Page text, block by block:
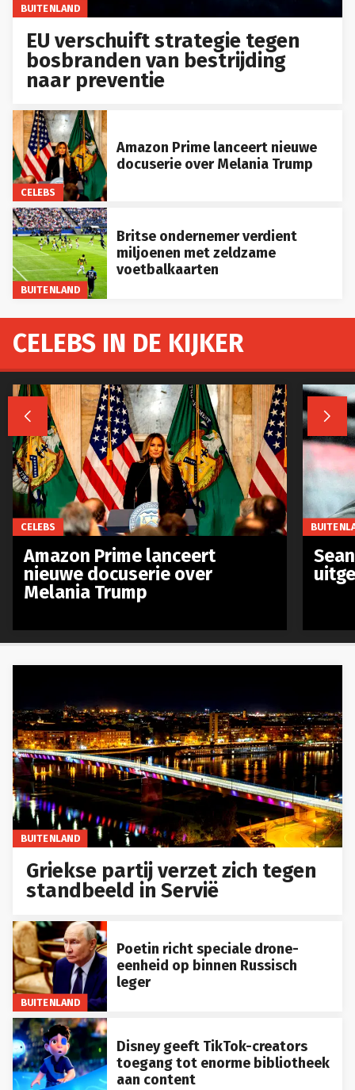
BUITENLAND
EU verschuift strategie tegen
bosbranden van bestrijding
naar preventie
CELEBS
Amazon Prime lanceert nieuwe
docuserie over Melania Trump
BUITENLAND
Britse ondernemer verdient
miljoenen met zeldzame
voetbalkaarten
BUITENLAND
Griekse partij verzet zich tegen
standbeeld in Servië
BUITENLAND
Poetin richt speciale drone-
eenheid op binnen Russisch
leger
Disney geeft TikTok-creators
toegang tot enorme bibliotheek
aan content
CELEBS IN DE KIJKER
 
CELEBS
Amazon Prime lanceert
nieuwe docuserie over
Melania Trump